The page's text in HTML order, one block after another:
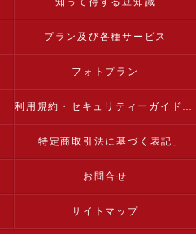
プラン及び各種サービス
フォトプラン
利用規約・セキュリティーガイドライン
「特定商取引法に基づく表記」
お問合せ
サイトマップ